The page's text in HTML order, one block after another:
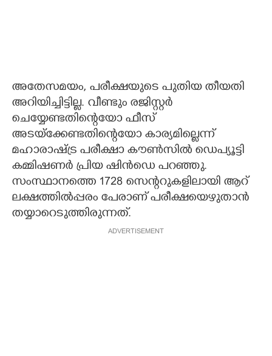
അതേസമയം, പരീക്ഷയുടെ പുതിയ തീയതി
അറിയിച്ചിട്ടില്ല. വീണ്ടും രജിസ്റ്റർ
ചെയ്യേണ്ടതിന്റെയോ ഫീസ്
അടയ്ക്കേണ്ടതിന്റെയോ കാര്യമില്ലെന്ന്
മഹാരാഷ്ട്ര പരീക്ഷാ കൗൺസിൽ ഡെപ്യൂട്ടി
കമ്മിഷണർ പ്രിയ ഷിൻഡെ പറഞ്ഞു.
സംസ്ഥാനത്തെ 1728 സെന്ററുകളിലായി ആറ്
ലക്ഷത്തിൽപ്പരം പേരാണ് പരീക്ഷയെഴുതാൻ
തയ്യാറെടുത്തിരുന്നത്.
ADVERTISEMENT